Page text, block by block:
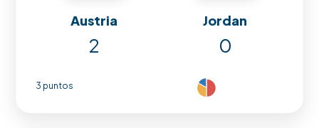
Austria Jordan
2 0
3 puntos